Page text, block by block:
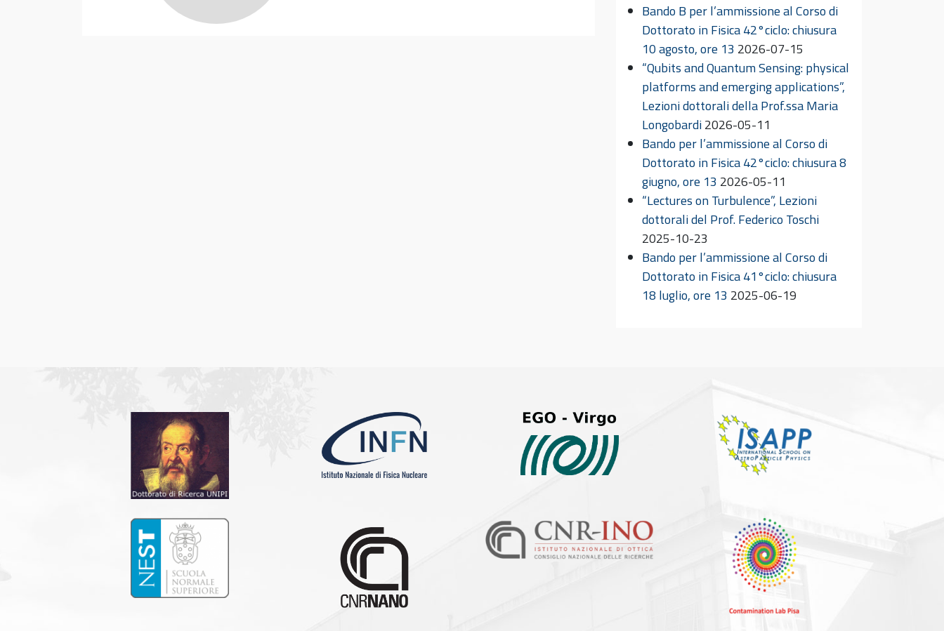
Bando B per l’ammissione al Corso di
Dottorato in Fisica 42°ciclo: chiusura
10 agosto, ore 13 2026-07-15
“Qubits and Quantum Sensing: physical
platforms and emerging applications”,
Lezioni dottorali della Prof.ssa Maria
Longobardi2026-05-11
Bando per l’ammissione al Corso di
Dottorato in Fisica 42°ciclo: chiusura 8
giugno, ore 13 2026-05-11
“Lectures on Turbulence”, Lezioni
dottorali del Prof. Federico Toschi
2025-10-23
Bando per l’ammissione al Corso di
Dottorato in Fisica 41°ciclo: chiusura
18 luglio, ore 13 2025-06-19